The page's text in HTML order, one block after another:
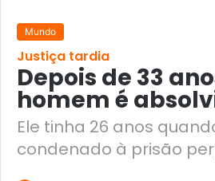
Mundo
Justiça tardia
Depois de 33
homem é
Ele tinha 26 anos
condenado à prisão